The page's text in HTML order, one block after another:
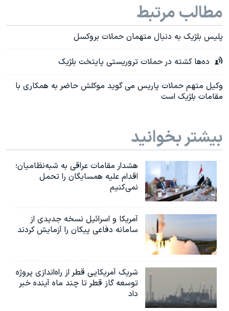
مطالب مرتبط
پلیس بلژیک به دنبال متهمان حملات بروکسل
ده‌ها کشته در حملات تروریستی پایتخت بلژیک
وکیل متهم حملات پاریس می گوید موکلش حاضر به همکاری با
مقامات بلژیک است
بیشتر بخوانید
هشدار مقامات عراقی به شبه‌نظامیان؛
اقدام علیه همسایگان را تحمل
نمی‌کنیم
آمریکا و اسرائیل نسخه جدیدی از
سامانه دفاعی پیکان را آزمایش کردند
شریک آمریکایی قطر از راه‌اندازی پروژه
توسعه گاز قطر تا چند ماه آینده خبر
داد